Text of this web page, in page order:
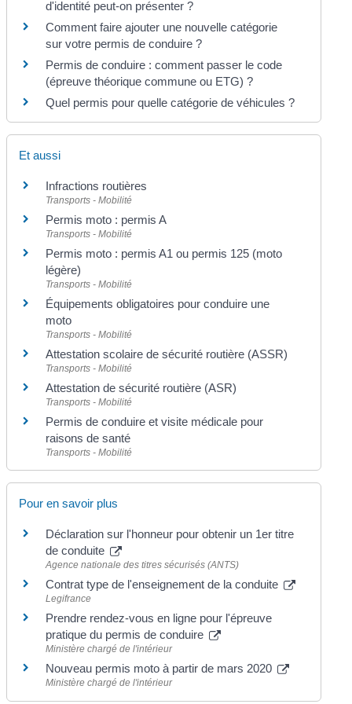
d'identité peut-on présenter ?
Comment faire ajouter une nouvelle catégorie
sur votre permis de conduire ?
Permis de conduire : comment passer le code
(épreuve théorique commune ou ETG) ?
Quel permis pour quelle catégorie de véhicules ?
Et aussi
Infractions routières
Transports - Mobilité
Permis moto : permis A
Transports - Mobilité
Permis moto : permis A1 ou permis 125 (moto
légère)
Transports - Mobilité
Équipements obligatoires pour conduire une
moto
Transports - Mobilité
Attestation scolaire de sécurité routière (ASSR)
Transports - Mobilité
Attestation de sécurité routière (ASR)
Transports - Mobilité
Permis de conduire et visite médicale pour
raisons de santé
Transports - Mobilité
Pour en savoir plus
Déclaration sur l'honneur pour obtenir un 1er titre
de conduite
Agence nationale des titres sécurisés (ANTS)
Contrat type de l'enseignement de la conduite
Legifrance
Prendre rendez-vous en ligne pour l'épreuve
pratique du permis de conduire
Ministère chargé de l'intérieur
Nouveau permis moto à partir de mars 2020
Ministère chargé de l'intérieur